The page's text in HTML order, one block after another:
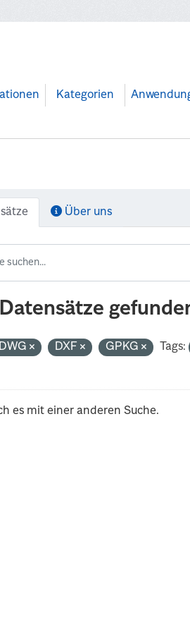
Kategorien
Über uns
DWG DXF GPKG Tags:
es mit einer anderen Suche.